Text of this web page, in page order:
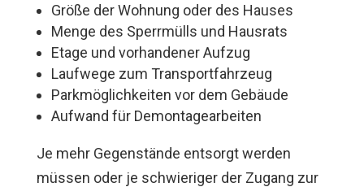
Größe der Wohnung oder des Hauses
Menge des Sperrmülls und Hausrats
Etage und vorhandener Aufzug
Laufwege zum Transportfahrzeug
Parkmöglichkeiten vor dem Gebäude
Aufwand für Demontagearbeiten
Je mehr Gegenstände entsorgt werden
müssen oder je schwieriger der Zugang zur